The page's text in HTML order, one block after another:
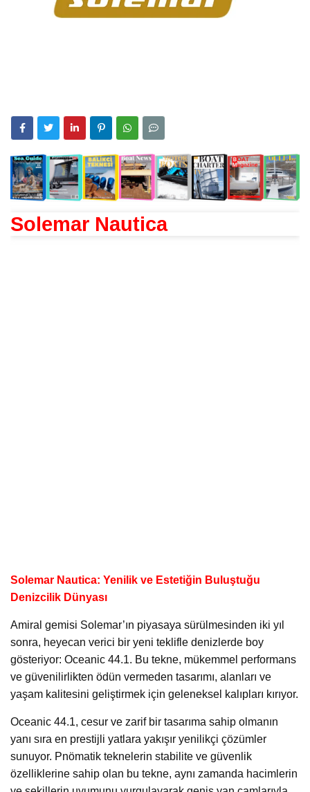
Solemar Nautica
Solemar Nautica: Yenilik ve Estetiğin Buluştuğu
Denizcilik Dünyası
Amiral gemisi Solemar’ın piyasaya sürülmesinden iki yıl
sonra, heyecan verici bir yeni teklifle denizlerde boy
gösteriyor: Oceanic 44.1. Bu tekne, mükemmel performans
ve güvenilirlikten ödün vermeden tasarımı, alanları ve
yaşam kalitesini geliştirmek için geleneksel kalıpları kırıyor.
Oceanic 44.1, cesur ve zarif bir tasarıma sahip olmanın
yanı sıra en prestijli yatlara yakışır yenilikçi çözümler
sunuyor. Pnömatik teknelerin stabilite ve güvenlik
özelliklerine sahip olan bu tekne, aynı zamanda hacimlerin